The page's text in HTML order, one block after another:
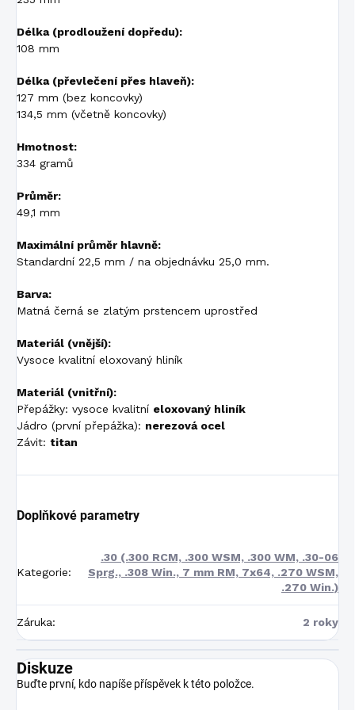
Délka (prodloužení dopředu):
108 mm
Délka (převlečení přes hlaveň):
127 mm (bez koncovky)
134,5 mm (včetně koncovky)
Hmotnost:
334 gramů
Průměr:
49,1 mm
Maximální průměr hlavně:
Standardní 22,5 mm / na objednávku 25,0 mm.
Barva:
Matná černá se zlatým prstencem uprostřed
Materiál (vnější):
Vysoce kvalitní eloxovaný hliník
Materiál (vnitřní):
Přepážky: vysoce kvalitní eloxovaný hliník
Jádro (první přepážka): nerezová ocel
Závit: titan
Doplňkové parametry
Kategorie:
.30 (.300 RCM, .300 WSM, .300 WM, .30-06
Sprg., .308 Win., 7 mm RM, 7x64, .270 WSM,
.270 Win.)
Záruka: 2 roky
Diskuze
Buďte první, kdo napíše příspěvek k této položce.